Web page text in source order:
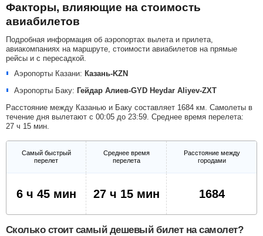
Факторы, влияющие на стоимость
авиабилетов
Подробная информация об аэропортах вылета и прилета,
авиакомпаниях на маршруте, стоимости авиабилетов на прямые
рейсы и с пересадкой.
Аэропорты Казани: Казань-KZN
Аэропорты Баку: Гейдар Алиев-GYD Heydar Aliyev-ZXT
Расстояние между Казанью и Баку составляет 1684 км. Самолеты в
течение дня вылетают с 00:05 до 23:59. Среднее время перелета:
27 ч 15 мин.
Самый быстрый
перелет
Среднее время
перелета
Расстояние между
городами
6 ч 45 мин 27 ч 15 мин 1684
Сколько стоит самый дешевый билет на самолет?